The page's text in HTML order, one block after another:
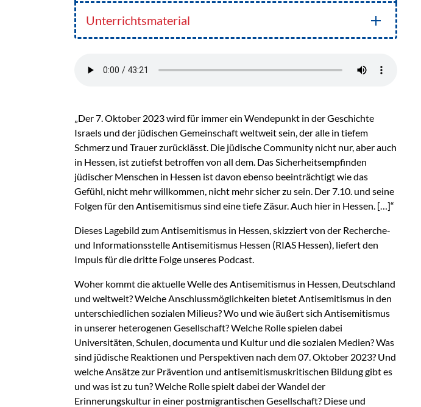
Unterrichtsmaterial
„Der 7. Oktober 2023 wird für immer ein Wendepunkt in der Geschichte
Israels und der jüdischen Gemeinschaft weltweit sein, der alle in tiefem
Schmerz und Trauer zurücklässt. Die jüdische Community nicht nur, aber auch
in Hessen, ist zutiefst betroffen von all dem. Das Sicherheitsempfinden
jüdischer Menschen in Hessen ist davon ebenso beeinträchtigt wie das
Gefühl, nicht mehr willkommen, nicht mehr sicher zu sein. Der 7.10. und seine
Folgen für den Antisemitismus sind eine tiefe Zäsur. Auch hier in Hessen. […]“
Dieses Lagebild zum Antisemitismus in Hessen, skizziert von der Recherche-
und Informationsstelle Antisemitismus Hessen (RIAS Hessen), liefert den
Impuls für die dritte Folge unseres Podcast.
Woher kommt die aktuelle Welle des Antisemitismus in Hessen, Deutschland
und weltweit? Welche Anschlussmöglichkeiten bietet Antisemitismus in den
unterschiedlichen sozialen Milieus? Wo und wie äußert sich Antisemitismus
in unserer heterogenen Gesellschaft? Welche Rolle spielen dabei
Universitäten, Schulen, documenta und Kultur und die sozialen Medien? Was
sind jüdische Reaktionen und Perspektiven nach dem 07. Oktober 2023? Und
welche Ansätze zur Prävention und antisemitismuskritischen Bildung gibt es
und was ist zu tun? Welche Rolle spielt dabei der Wandel der
Erinnerungskultur in einer postmigrantischen Gesellschaft? Diese und